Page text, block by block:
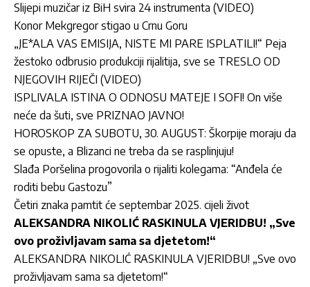
Slijepi muzičar iz BiH svira 24 instrumenta (VIDEO)
Konor Mekgregor stigao u Crnu Goru
„JE*ALA VAS EMISIJA, NISTE MI PARE ISPLATILI!“ Peja
žestoko odbrusio produkciji rijalitija, sve se TRESLO OD
NJEGOVIH RIJEČI (VIDEO)
ISPLIVALA ISTINA O ODNOSU MATEJE I SOFI! On više
neće da šuti, sve PRIZNAO JAVNO!
HOROSKOP ZA SUBOTU, 30. AUGUST: Škorpije moraju da
se opuste, a Blizanci ne treba da se rasplinjuju!
Slađa Poršelina progovorila o rijaliti kolegama: “Anđela će
roditi bebu Gastozu”
Četiri znaka pamtit će septembar 2025. cijeli život
ALEKSANDRA NIKOLIĆ RASKINULA VJERIDBU! „Sve
ovo proživljavam sama sa djetetom!“
ALEKSANDRA NIKOLIĆ RASKINULA VJERIDBU! „Sve ovo
proživljavam sama sa djetetom!“